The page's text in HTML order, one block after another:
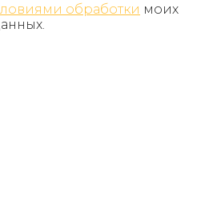
обработки моих